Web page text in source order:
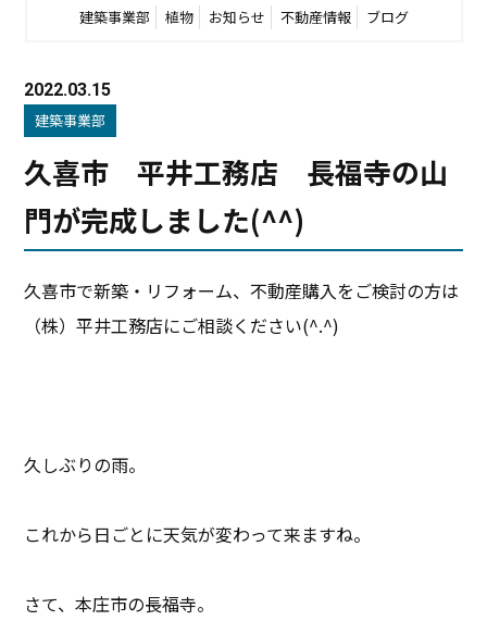
建築事業部 植物 お知らせ 不動産情報 ブログ
2022.03.15
建築事業部
久喜市 平井工務店 長福寺の山
門が完成しました(^^)
久喜市で新築・リフォーム、不動産購入をご検討の方は
（株）平井工務店にご相談ください(^.^)
久しぶりの雨。
これから日ごとに天気が変わって来ますね。
さて、本庄市の長福寺。